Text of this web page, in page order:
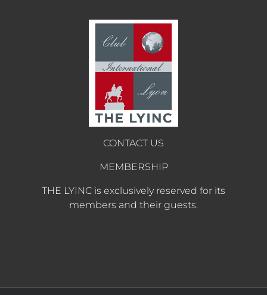
CONTACT US
MEMBERSHIP
THE LYINC is exclusively reserved for its
members and their guests.